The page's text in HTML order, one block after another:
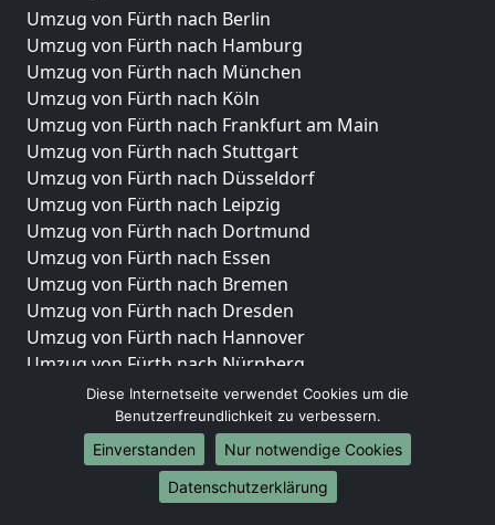
Umzug von Fürth nach Berlin
Umzug von Fürth nach Hamburg
Umzug von Fürth nach München
Umzug von Fürth nach Köln
Umzug von Fürth nach Frankfurt am Main
Umzug von Fürth nach Stuttgart
Umzug von Fürth nach Düsseldorf
Umzug von Fürth nach Leipzig
Umzug von Fürth nach Dortmund
Umzug von Fürth nach Essen
Umzug von Fürth nach Bremen
Umzug von Fürth nach Dresden
Umzug von Fürth nach Hannover
Umzug von Fürth nach Nürnberg
Umzug von Fürth nach Duisburg
Umzug von Fürth nach Bochum
Umzug von Fürth nach Wuppertal
Umzug von Fürth nach Bielefeld
Umzug von Fürth nach Bonn
Diese Internetseite verwendet Cookies um die
Benutzerfreundlichkeit zu verbessern.
Einverstanden
Nur notwendige Cookies
Datenschutzerklärung